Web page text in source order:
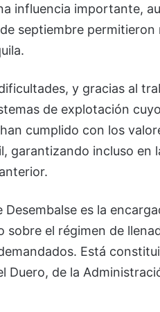
influencia importante,
septiembre
y gracias al
de explotación
cumplido con los
garantizando incluso en
Desembalse es la
sobre el régimen de
Está
Duero, de la